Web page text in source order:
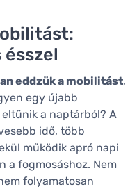
eddzük a mobilitást,
egy újabb
eltűnik a naptárból? A
idő, több
működik apró napi
a fogmosáshoz. Nem
folyamatosan